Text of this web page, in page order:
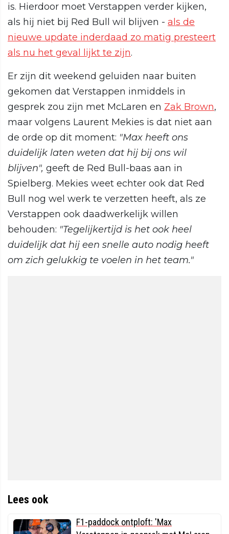
is. Hierdoor moet Verstappen verder kijken,
als hij niet bij Red Bull wil blijven - als de
nieuwe update inderdaad zo matig presteert
als nu het geval lijkt te zijn.
Er zijn dit weekend geluiden naar buiten
gekomen dat Verstappen inmiddels in
gesprek zou zijn met McLaren en Zak Brown,
maar volgens Laurent Mekies is dat niet aan
de orde op dit moment: "Max heeft ons
duidelijk laten weten dat hij bij ons wil
blijven", geeft de Red Bull-baas aan in
Spielberg. Mekies weet echter ook dat Red
Bull nog wel werk te verzetten heeft, als ze
Verstappen ook daadwerkelijk willen
behouden: "Tegelijkertijd is het ook heel
duidelijk dat hij een snelle auto nodig heeft
om zich gelukkig te voelen in het team."
Lees ook
F1-paddock ontploft: 'Max